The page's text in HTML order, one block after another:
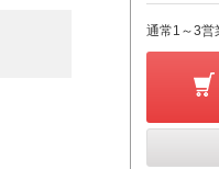
通常1～3営